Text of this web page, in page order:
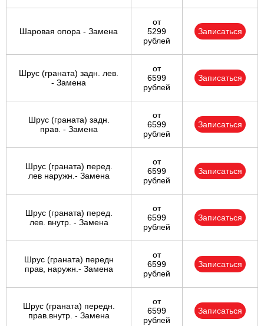
Шаровая опора - Замена
от
5299
рублей
Записаться
Шрус (граната) задн. лев.
- Замена
от
6599
рублей
Записаться
Шрус (граната) задн.
прав. - Замена
от
6599
рублей
Записаться
Шрус (граната) перед.
лев наружн.- Замена
от
6599
рублей
Записаться
Шрус (граната) перед.
лев. внутр. - Замена
от
6599
рублей
Записаться
Шрус (граната) передн
прав, наружн.- Замена
от
6599
рублей
Записаться
Шрус (граната) передн.
прав.внутр. - Замена
от
6599
рублей
Записаться